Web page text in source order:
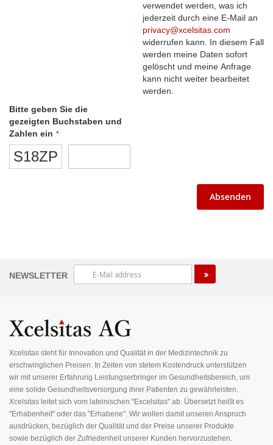
verwendet werden, was ich
jederzeit durch eine E-Mail an
privacy@xcelsitas.com
widerrufen kann. In diesem Fall
werden meine Daten sofort
gelöscht und meine Anfrage
kann nicht weiter bearbeitet
werden.
Bitte geben Sie die
gezeigten Buchstaben und
Zahlen ein
S18ZP
Absenden
NEWSLETTER
Melden
Sie
unseren
Newsletter
Xcelsitas steht für Innovation und Qualität in der Medizintechnik zu
erschwinglichen Preisen. In Zeiten von stetem Kostendruck unterstützen
wir mit unserer Erfahrung Leistungserbringer im Gesundheitsbereich, um
eine solide Gesundheitsversorgung ihrer Patienten zu gewährleisten.
Xcelsitas leitet sich vom lateinischen "Excelsitas" ab. Übersetzt heißt es
"Erhabenheit" oder das "Erhabene". Wir wollen damit unseren Anspruch
ausdrücken, bezüglich der Qualität und der Preise unserer Produkte
sowie bezüglich der Zufriedenheit unserer Kunden hervorzustehen.